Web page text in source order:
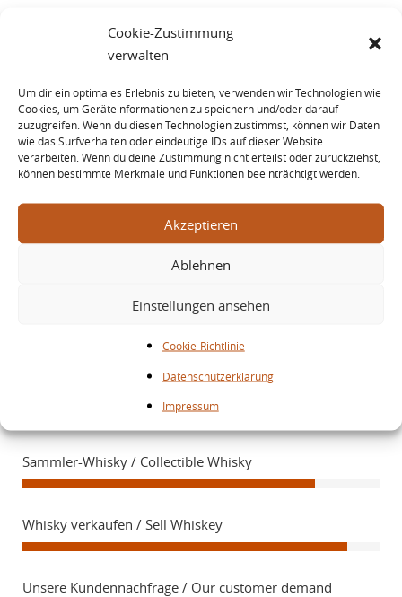
Cookie-Zustimmung
verwalten
Um dir ein optimales Erlebnis zu bieten, verwenden wir Technologien wie
Cookies, um Geräteinformationen zu speichern und/oder darauf
zuzugreifen. Wenn du diesen Technologien zustimmst, können wir Daten
wie das Surfverhalten oder eindeutige IDs auf dieser Website
verarbeiten. Wenn du deine Zustimmung nicht erteilst oder zurückziehst,
können bestimmte Merkmale und Funktionen beeinträchtigt werden.
Akzeptieren
Ablehnen
Einstellungen ansehen
Cookie-Richtlinie
Datenschutzerklärung
Impressum
23 Jahre
Fassreife
Whisky Ankauf Bewertung / Whisky
Rating
Bruichladdich Black Art 1990 Edition 04.1 23 Years
Wertentwicklung / Performance
Spekulatives Risiko / Speculation Risk
Sammler-Whisky / Collectible Whisky
Whisky verkaufen / Sell Whiskey
Unsere Kundennachfrage / Our customer demand